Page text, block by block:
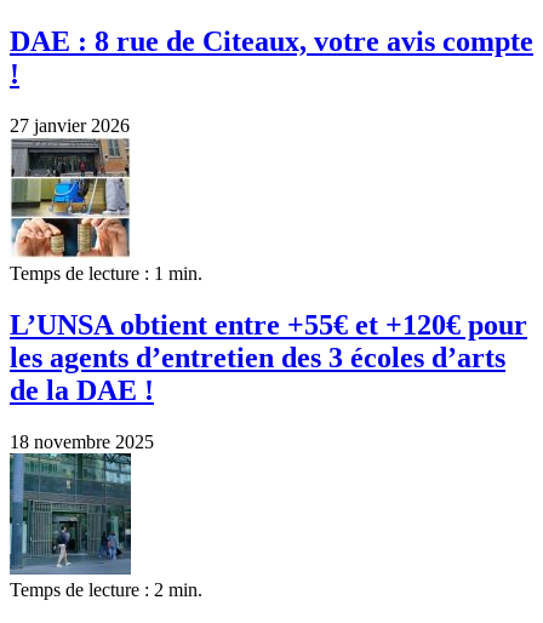
DAE : 8 rue de Citeaux, votre avis compte
!
27 janvier 2026
Temps de lecture : 1 min.
L’UNSA obtient entre +55€ et +120€ pour
les agents d’entretien des 3 écoles d’arts
de la DAE !
18 novembre 2025
Temps de lecture : 2 min.